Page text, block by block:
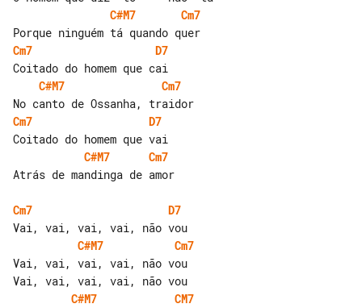
C#M7
Cm7
Cm7
D7
C#M7
Cm7
Cm7
D7
C#M7
Cm7
Atrás de mandinga de amor
Cm7
D7
C#M7
Cm7
Vai, vai, vai, vai, não vou
C#M7
CM7